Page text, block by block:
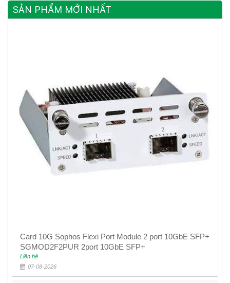
SẢN PHẨM MỚI NHẤT
Card 10G Sophos Flexi Port Module 2 port 10GbE SFP+
SGMOD2F2PUR 2port 10GbE SFP+
Liên hệ
07-08-2026